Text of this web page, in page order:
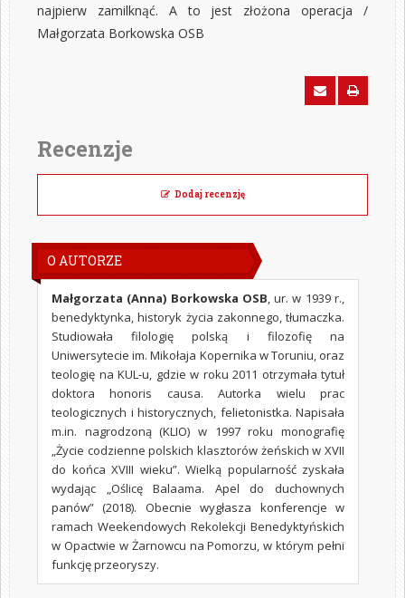
najpierw zamilknąć. A to jest złożona operacja /
Małgorzata Borkowska OSB
Recenzje
Dodaj recenzję
O AUTORZE
Małgorzata (Anna) Borkowska OSB, ur. w 1939 r.,
benedyktynka, historyk życia zakonnego, tłumaczka.
Studiowała filologię polską i filozofię na
Uniwersytecie im. Mikołaja Kopernika w Toruniu, oraz
teologię na KUL-u, gdzie w roku 2011 otrzymała tytuł
doktora honoris causa. Autorka wielu prac
teologicznych i historycznych, felietonistka. Napisała
m.in. nagrodzoną (KLIO) w 1997 roku monografię
„Życie codzienne polskich klasztorów żeńskich w XVII
do końca XVIII wieku”. Wielką popularność zyskała
wydając „Oślicę Balaama. Apel do duchownych
panów” (2018). Obecnie wygłasza konferencje w
ramach Weekendowych Rekolekcji Benedyktyńskich
w Opactwie w Żarnowcu na Pomorzu, w którym pełni
funkcję przeoryszy.